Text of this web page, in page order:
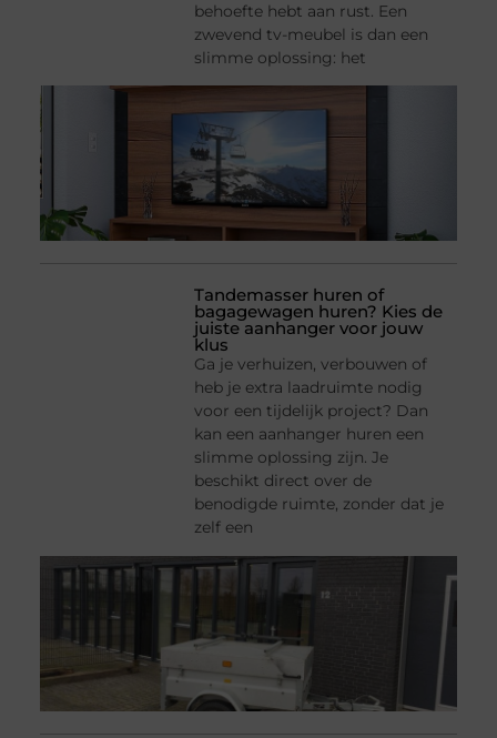
behoefte hebt aan rust. Een
zwevend tv-meubel is dan een
slimme oplossing: het
Tandemasser huren of
bagagewagen huren? Kies de
juiste aanhanger voor jouw
klus
Ga je verhuizen, verbouwen of
heb je extra laadruimte nodig
voor een tijdelijk project? Dan
kan een aanhanger huren een
slimme oplossing zijn. Je
beschikt direct over de
benodigde ruimte, zonder dat je
zelf een